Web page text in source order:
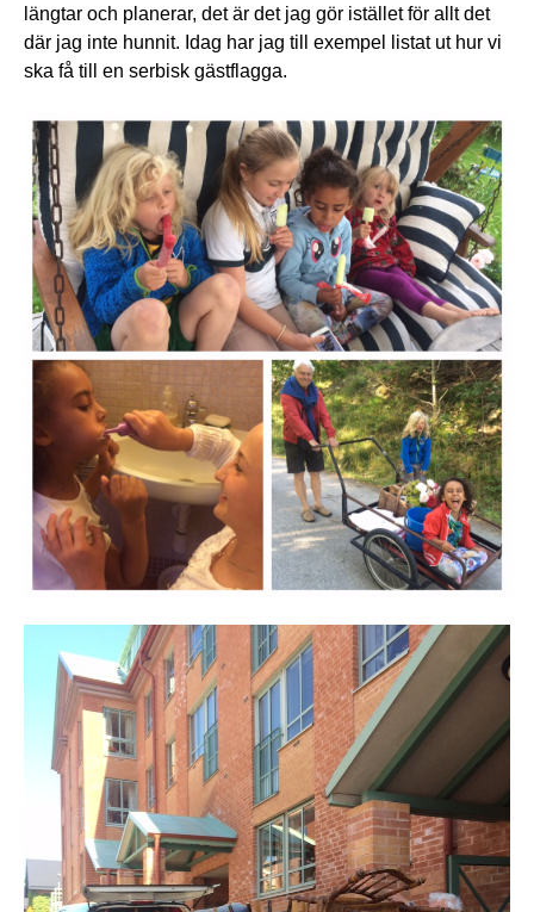
längtar och planerar, det är det jag gör istället för allt det
där jag inte hunnit. Idag har jag till exempel listat ut hur vi
ska få till en serbisk gästflagga.